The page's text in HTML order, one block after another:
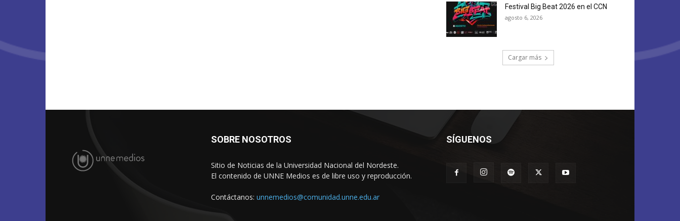
Festival Big Beat 2026 en el CCN
agosto 6, 2026
Cargar más
SOBRE NOSOTROS
Sitio de Noticias de la Universidad Nacional del Nordeste.
El contenido de UNNE Medios es de libre uso y reproducción.
Contáctanos: unnemedios@comunidad.unne.edu.ar
SÍGUENOS